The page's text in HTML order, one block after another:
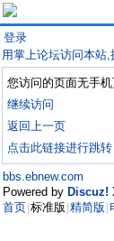
登录
用掌上论坛访问本站
您访问的页面无手
继续访问
返回上一页
点击此链接进行跳转
bbs.ebnew.com
Powered by Discuz!
首页 标准版 精简版